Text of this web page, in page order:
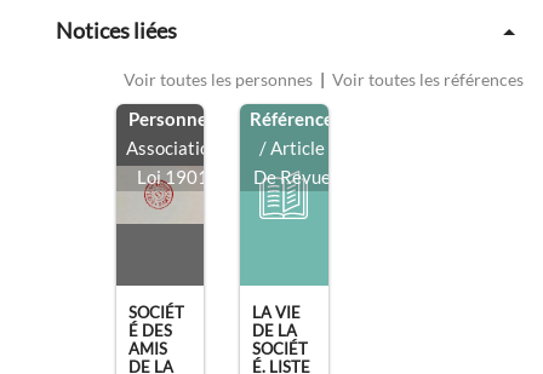
Notices liées
Voir toutes les personnes | Voir toutes les références
Personne
Association
Loi 1901
SOCIÉT
É DES
AMIS
DE LA
Référence
/ Article
De Revue
LA VIE
DE LA
SOCIÉT
É. LISTE